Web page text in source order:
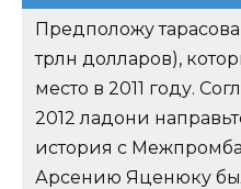
Предположу
трлн долларов),
место в 2011 году.
2012 ладони
история с
Арсению Яценюку